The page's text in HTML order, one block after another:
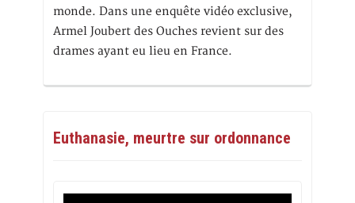
monde. Dans une enquête vidéo exclusive,
Armel Joubert des Ouches revient sur des
drames ayant eu lieu en France.
Euthanasie, meurtre sur ordonnance